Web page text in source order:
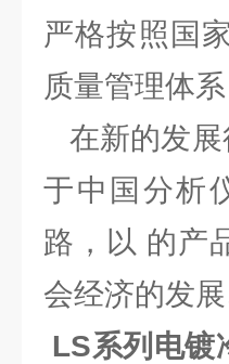
严格按照国
质量管理体系
在新的发展
于中国分析
路，以 的产
会经济的发
LS系列电镀